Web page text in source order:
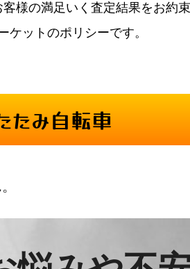
様の満足いく査定結果をお約
ケットのポリシーです。
たみ自転車